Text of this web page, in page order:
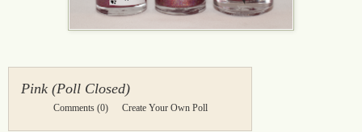
Pink (Poll Closed)
Comments (0) Create Your Own Poll